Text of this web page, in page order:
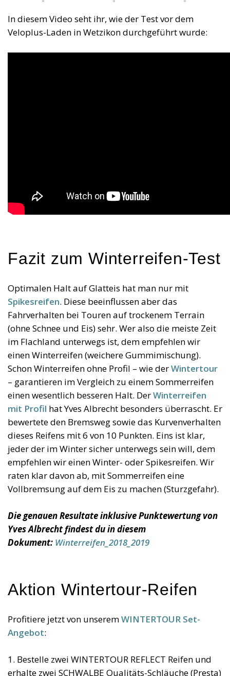
In diesem Video seht ihr, wie der Test vor dem
Veloplus-Laden in Wetzikon durchgeführt wurde:
Fazit zum Winterreifen-Test
Optimalen Halt auf Glatteis hat man nur mit
Spikesreifen. Diese beeinflussen aber das
Fahrverhalten bei Touren auf trockenem Terrain
(ohne Schnee und Eis) sehr. Wer also die meiste Zeit
im Flachland unterwegs ist, dem empfehlen wir
einen Winterreifen (weichere Gummimischung).
Schon Winterreifen ohne Profil – wie derWintertour
– garantieren im Vergleich zu einem Sommerreifen
einen wesentlich besseren Halt. DerWinterreifen
mit Profil hat Yves Albrecht besonders überrascht. Er
bewertete den Bremsweg sowie das Kurvenverhalten
dieses Reifens mit 6 von 10 Punkten. Eins ist klar,
jeder der im Winter sicher unterwegs sein will, dem
empfehlen wir einen Winter- oder Spikesreifen. Wir
raten klar davon ab, mit Sommerreifen eine
Vollbremsung auf dem Eis zu machen (Sturzgefahr).
Die genauen Resultate inklusive Punktewertung von
Yves Albrecht findest du in diesem
Dokument: Winterreifen_2018_2019
Aktion Wintertour-Reifen
Profitiere jetzt von unseremWINTERTOUR Set-
Angebot:
1. Bestelle zwei WINTERTOUR REFLECT Reifen und
erhalte zwei SCHWALBE Qualitäts-Schläuche (Presta)